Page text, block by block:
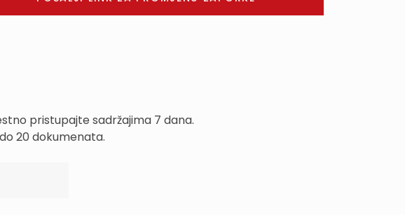
pristupajte sadržajima 7 dana.
20 dokumenata.